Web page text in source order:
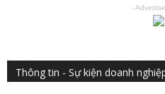
-
Thông tin - Sự kiện doanh